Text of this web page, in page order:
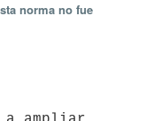
norma no fue